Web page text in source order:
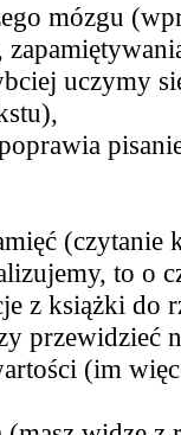
mózgu
uczymy
(czytanie
to o
z książki do
przewidzieć
(im